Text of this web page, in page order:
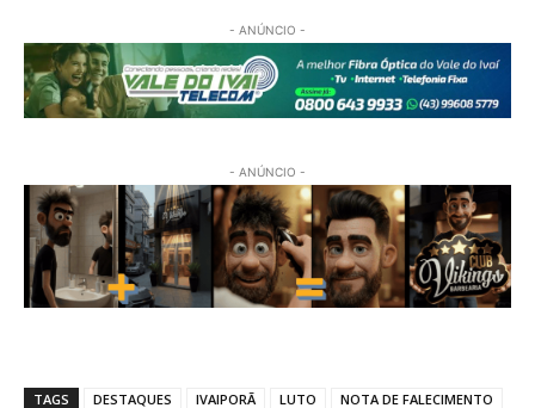
- ANÚNCIO -
- ANÚNCIO -
TAGS DESTAQUES IVAIPORÃ LUTO
NOTA DE FALECIMENTO